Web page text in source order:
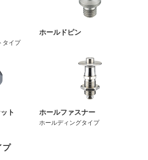
タイプ
ホールドピン
ト ホールファスナー
ホールディングタイプ
プ